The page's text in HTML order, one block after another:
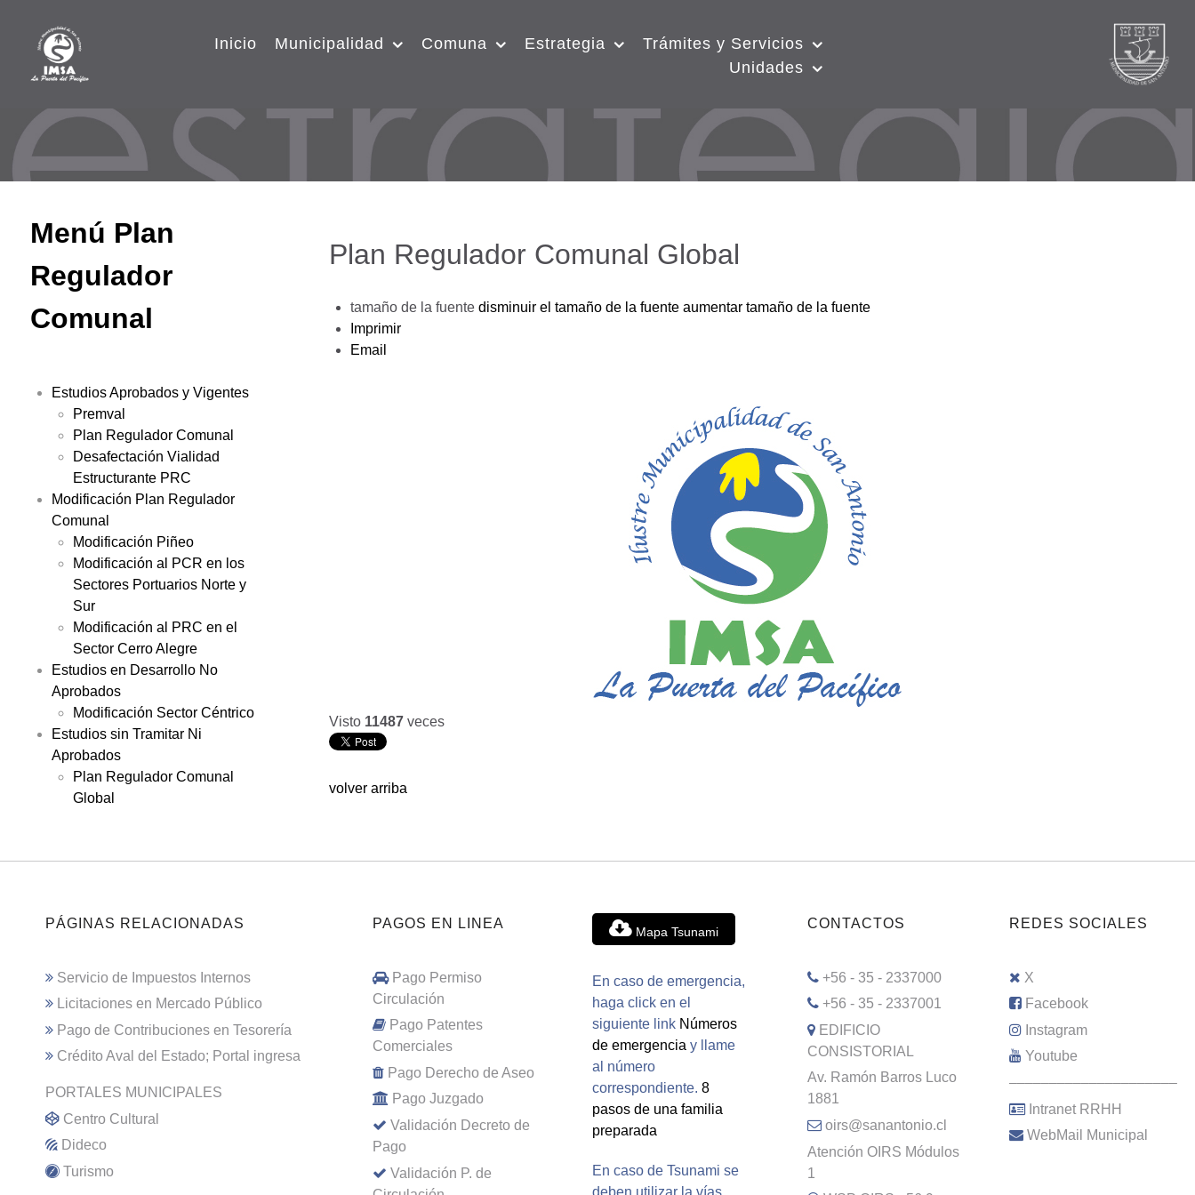
Inicio Municipalidad Comuna Estrategia
Trámites y Servicios
Unidades
Menú Plan
Regulador
Comunal
Estudios Aprobados y Vigentes
Premval
Plan Regulador Comunal
Desafectación Vialidad
Estructurante PRC
Modificación Plan Regulador
Comunal
Modificación Piñeo
Modificación al PCR en los
Sectores Portuarios Norte y
Sur
Modificación al PRC en el
Sector Cerro Alegre
Estudios en Desarrollo No
Aprobados
Modificación Sector Céntrico
Estudios sin Tramitar Ni
Aprobados
Plan Regulador Comunal
Global
Plan Regulador Comunal Global
tamaño de la fuente disminuir el tamaño de la fuente aumentar tamaño de la fuente
Imprimir
Email
Visto 11487 veces
volver arriba
PÁGINAS RELACIONADAS
Servicio de Impuestos Internos
Licitaciones en Mercado Público
Pago de Contribuciones en Tesorería
Crédito Aval del Estado; Portal ingresa
PORTALES MUNICIPALES
Centro Cultural
Dideco
Turismo
PAGOS EN LINEA
Pago Permiso
Circulación
Pago Patentes
Comerciales
Pago Derecho de Aseo
Pago Juzgado
Validación Decreto de
Pago
Validación P. de
Mapa Tsunami
En caso de emergencia,
haga click en el
siguiente link Números
de emergencia y llame
al número
correspondiente. 8
pasos de una familia
preparada
En caso de Tsunami se
deben utilizar la vías
CONTACTOS
+56 - 35 - 2337000
+56 - 35 - 2337001
EDIFICIO
CONSISTORIAL
Av. Ramón Barros Luco
1881
oirs@sanantonio.cl
Atención OIRS Módulos
1
REDES SOCIALES
X
Facebook
Instagram
Youtube
–––––––––––––––––––––
Intranet RRHH
WebMail Municipal